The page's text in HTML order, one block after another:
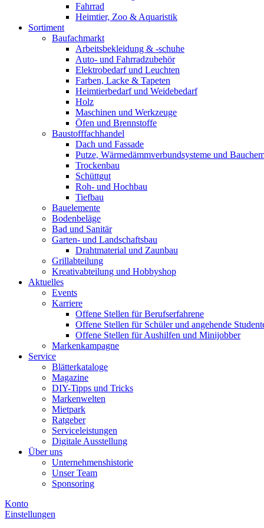
Fahrrad
Heimtier, Zoo & Aquaristik
Sortiment
Baufachmarkt
Arbeitsbekleidung & -schuhe
Auto- und Fahrradzubehör
Elektrobedarf und Leuchten
Farben, Lacke & Tapeten
Heimtierbedarf und Weidebedarf
Holz
Maschinen und Werkzeuge
Öfen und Brennstoffe
Baustofffachhandel
Dach und Fassade
Putze, Wärmedämmverbundsysteme und
Trockenbau
Schüttgut
Roh- und Hochbau
Tiefbau
Bauelemente
Bodenbeläge
Bad und Sanitär
Garten- und Landschaftsbau
Drahtmaterial und Zaunbau
Grillabteilung
Kreativabteilung und Hobbyshop
Aktuelles
Events
Karriere
Offene Stellen für Berufserfahrene
Offene Stellen für Schüler und angehende
Offene Stellen für Aushilfen und Minijobber
Markenkampagne
Service
Blätterkataloge
Magazine
DIY-Tipps und Tricks
Markenwelten
Mietpark
Ratgeber
Serviceleistungen
Digitale Ausstellung
Über uns
Unternehmenshistorie
Unser Team
Sponsoring
Konto
Einstellungen